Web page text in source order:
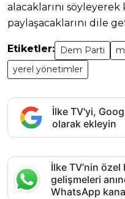
alacaklarını söyleyerek
paylaşacaklarını dile
Etiketler: Dem Parti
yerel yönetimler
İlke TV'yi,
olarak ekleyin
İlke TV’nin
gelişmeleri
WhatsApp